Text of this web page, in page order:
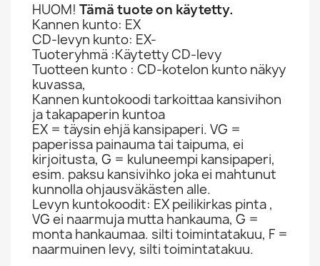
HUOM! Tämä tuote on käytetty.
Kannen kunto: EX
CD-levyn kunto: EX-
Tuoteryhmä :Käytetty CD-levy
Tuotteen kunto : CD-kotelon kunto näkyy
kuvassa,
Kannen kuntokoodi tarkoittaa kansivihon
ja takapaperin kuntoa
EX = täysin ehjä kansipaperi. VG =
paperissa painauma tai taipuma, ei
kirjoitusta, G = kuluneempi kansipaperi,
esim. paksu kansivihko joka ei mahtunut
kunnolla ohjausväkästen alle.
Levyn kuntokoodit: EX peilikirkas pinta ,
VG ei naarmuja mutta hankauma, G =
monta hankaumaa. silti toimintatakuu, F =
naarmuinen levy, silti toimintatakuu.